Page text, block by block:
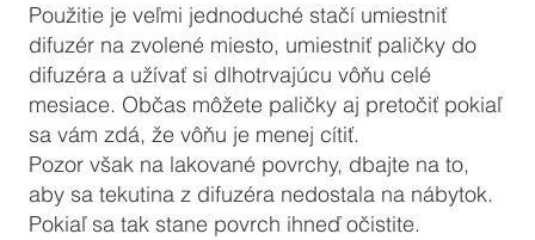
Použitie je veľmi jednoduché stačí umiestniť
difuzér na zvolené miesto, umiestniť paličky do
difuzéra a užívať si dlhotrvajúcu vôňu celé
mesiace. Občas môžete paličky aj pretočiť pokiaľ
sa vám zdá, že vôňu je menej cítiť.
Pozor však na lakované povrchy, dbajte na to,
aby sa tekutina z difuzéra nedostala na nábytok.
Pokiaľ sa tak stane povrch ihneď očistite.